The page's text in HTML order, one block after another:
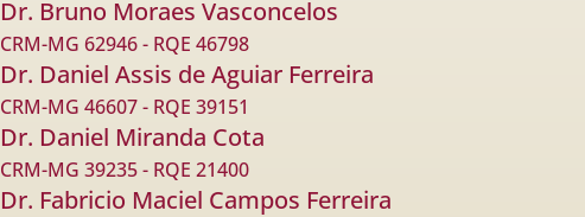
Dr. Bruno Moraes Vasconcelos
CRM-MG 62946 - RQE 46798
Dr. Daniel Assis de Aguiar Ferreira
CRM-MG 46607 - RQE 39151
Dr. Daniel Miranda Cota
CRM-MG 39235 - RQE 21400
Dr. Fabricio Maciel Campos Ferreira